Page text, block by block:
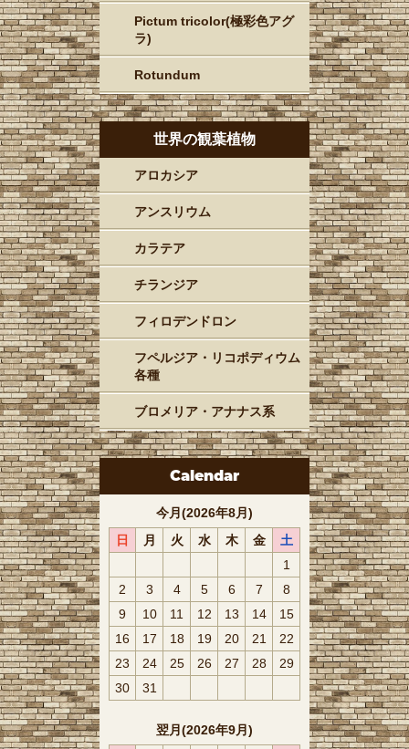
Pictum tricolor(極彩色アグ
ラ)
Rotundum
世界の観葉植物
アロカシア
アンスリウム
カラテア
チランジア
フィロデンドロン
フペルジア・リコポディウム
各種
ブロメリア・アナナス系
Calendar
今月(2026年8月)
日
月 火 水 木 金
土
1
2
3 4 5 6 7
8
9
10 11 12 13 14
15
16
17 18 19 20 21
22
23
24 25 26 27 28
29
30
31
翌月(2026年9月)